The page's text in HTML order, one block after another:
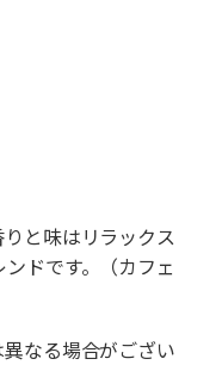
と味はリラックス
ドです。（カフェ
なる場合がござい